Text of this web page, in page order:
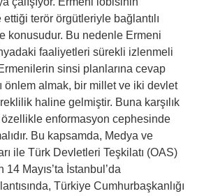
terör örgütleriyle bağlantılı
konusudur. Bu nedenle Ermeni
faaliyetleri sürekli izlenmeli
sinsi planlarına cevap
önlem almak, bir millet ve iki devlet
haline gelmiştir. Buna karşılık
özellikle enformasyon cephesinde
Bu kapsamda, Medya ve
ile Türk Devletleri Teşkilatı (OAS)
Mayıs’ta İstanbul’da
Türkiye Cumhurbaşkanlığı